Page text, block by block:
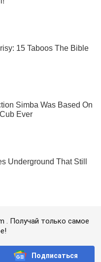
. Получай только самое
Подписаться